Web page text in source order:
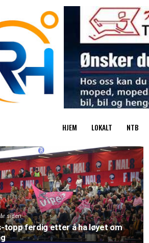
HJEM LOKALT NTB
siden
topp ferdig etter å ha løyet om